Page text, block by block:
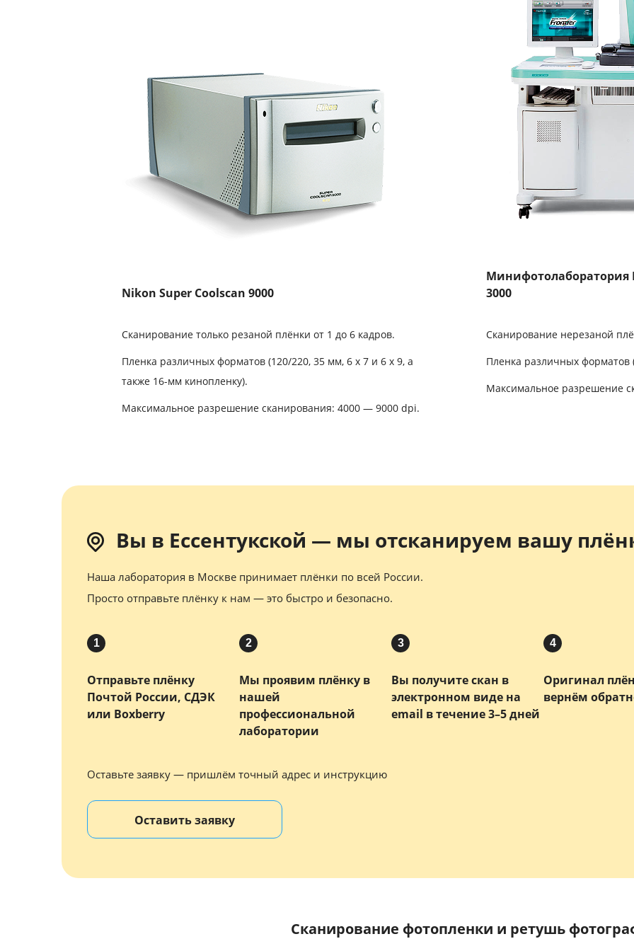
Nikon Super Coolscan 9000
Сканирование только резаной плёнки от 1 до 6 кадров.
Пленка различных форматов (120/220, 35 мм, 6 x 7 и 6 x 9, а
также 16-мм кинопленку).
Максимальное разрешение сканирования: 4000 — 9000 dpi.
Минифотолаборатория
3000
Сканирование нерезаной
Пленка различных форматов
Максимальное разрешение
Вы в Ессентукской — мы отсканируем вашу
Наша лаборатория в Москве принимает плёнки по всей России.
Просто отправьте плёнку к нам — это быстро и безопасно.
1
Отправьте плёнку
Почтой России, СДЭК
или Boxberry
2
Мы проявим плёнку в
нашей
профессиональной
лаборатории
3
Вы получите скан в
электронном виде на
email в течение 3–5 дней
4
Оригинал
вернём
Оставьте заявку — пришлём точный адрес и инструкцию
Оставить заявку
Сканирование фотопленки и ретушь